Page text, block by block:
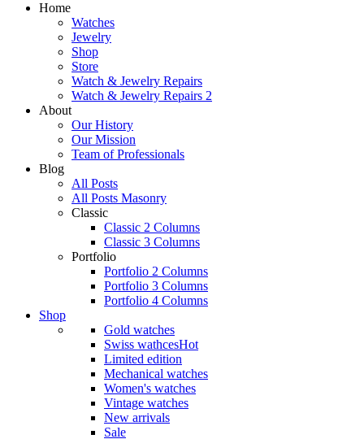
Home
Watches
Jewelry
Shop
Store
Watch & Jewelry Repairs
Watch & Jewelry Repairs 2
About
Our History
Our Mission
Team of Professionals
Blog
All Posts
All Posts Masonry
Classic
Classic 2 Columns
Classic 3 Columns
Portfolio
Portfolio 2 Columns
Portfolio 3 Columns
Portfolio 4 Columns
Shop
Gold watches
Swiss wathcesHot
Limited edition
Mechanical watches
Women's watches
Vintage watches
New arrivals
Sale